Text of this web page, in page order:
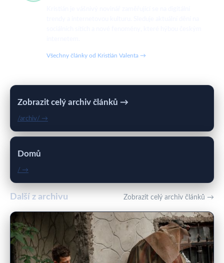
Všechny články od Kristián Valenta →
Zobrazit celý archiv článků →
/archiv/ →
Domů
/ →
Další z archivu Zobrazit celý archiv článků →